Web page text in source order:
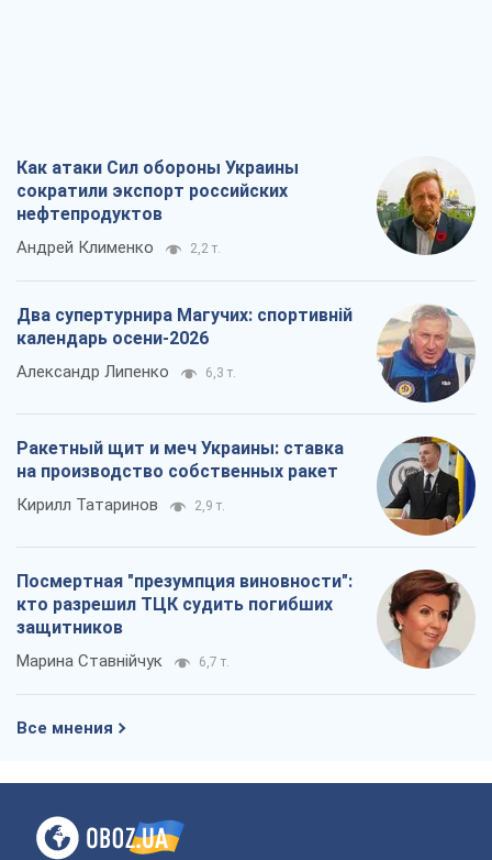
Как атаки Сил обороны Украины
сократили экспорт российских
нефтепродуктов
Андрей Клименко 2,2 т.
Два супертурнира Магучих: спортивній
календарь осени-2026
Александр Липенко 6,3 т.
Ракетный щит и меч Украины: ставка
на производство собственных ракет
Кирилл Татаринов 2,9 т.
Посмертная "презумпция виновности":
кто разрешил ТЦК судить погибших
защитников
Марина Ставнійчук 6,7 т.
Все мнения